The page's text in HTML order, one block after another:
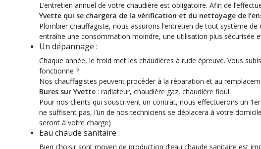
L’entretien annuel de votre chaudière est obligatoire. Afin de
Yvette qui se chargera de la vérification et du nettoyage de
Plombier chauffagiste, nous assurons l’entretien de tout système
entraîne une consommation moindre, une utilisation plus sécurisée
Un dépannage :
Chaque année, le froid met les chaudières à rude épreuve. Vous
fonctionne ?
Nos chauffagistes peuvent procéder à la réparation et au
Bures sur Yvette : radiateur, chaudière gaz, chaudière fioul…
Pour nos clients qui souscrivent un contrat, nous effectuerons un
ne suffisent pas, l’un de nos techniciens se déplacera à votre
seront à votre charge)
Eau chaude sanitaire :
Bien choisir sont moyen de production d’eau chaude sanitaire est